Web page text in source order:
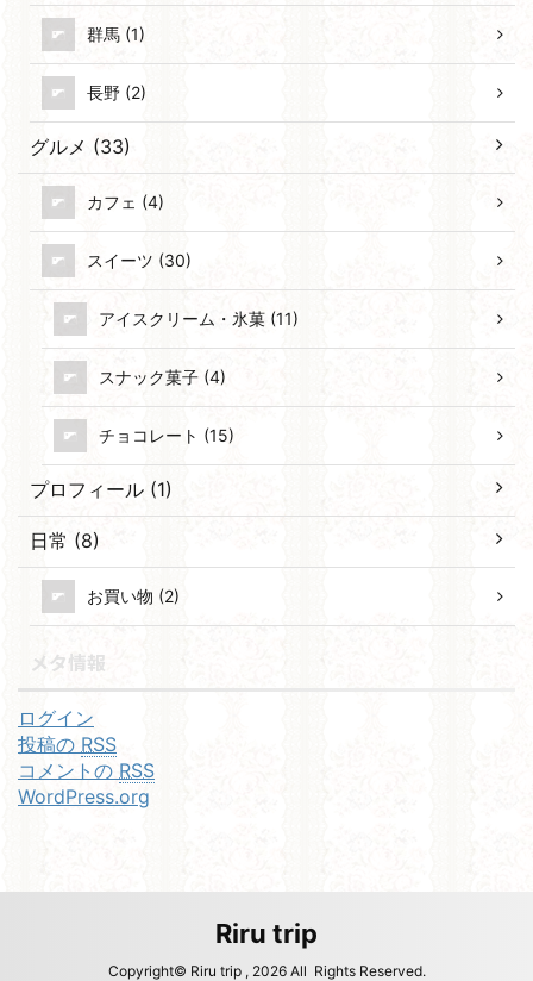
群馬 (1)
長野 (2)
グルメ (33)
カフェ (4)
スイーツ (30)
アイスクリーム・氷菓 (11)
スナック菓子 (4)
チョコレート (15)
プロフィール (1)
日常 (8)
お買い物 (2)
メタ情報
ログイン
投稿の RSS
コメントの RSS
WordPress.org
Riru trip
Copyright© Riru trip , 2026 All Rights Reserved.